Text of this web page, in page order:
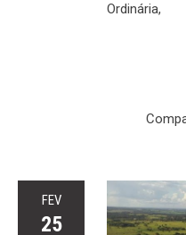
Ordinária,
FEV
25